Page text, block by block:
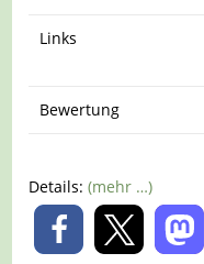
Links
Bewertung
Details:(mehr …)